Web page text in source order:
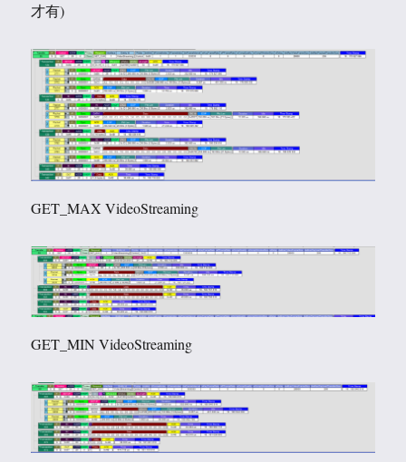
才有)
GET_MAX VideoStreaming
GET_MIN VideoStreaming